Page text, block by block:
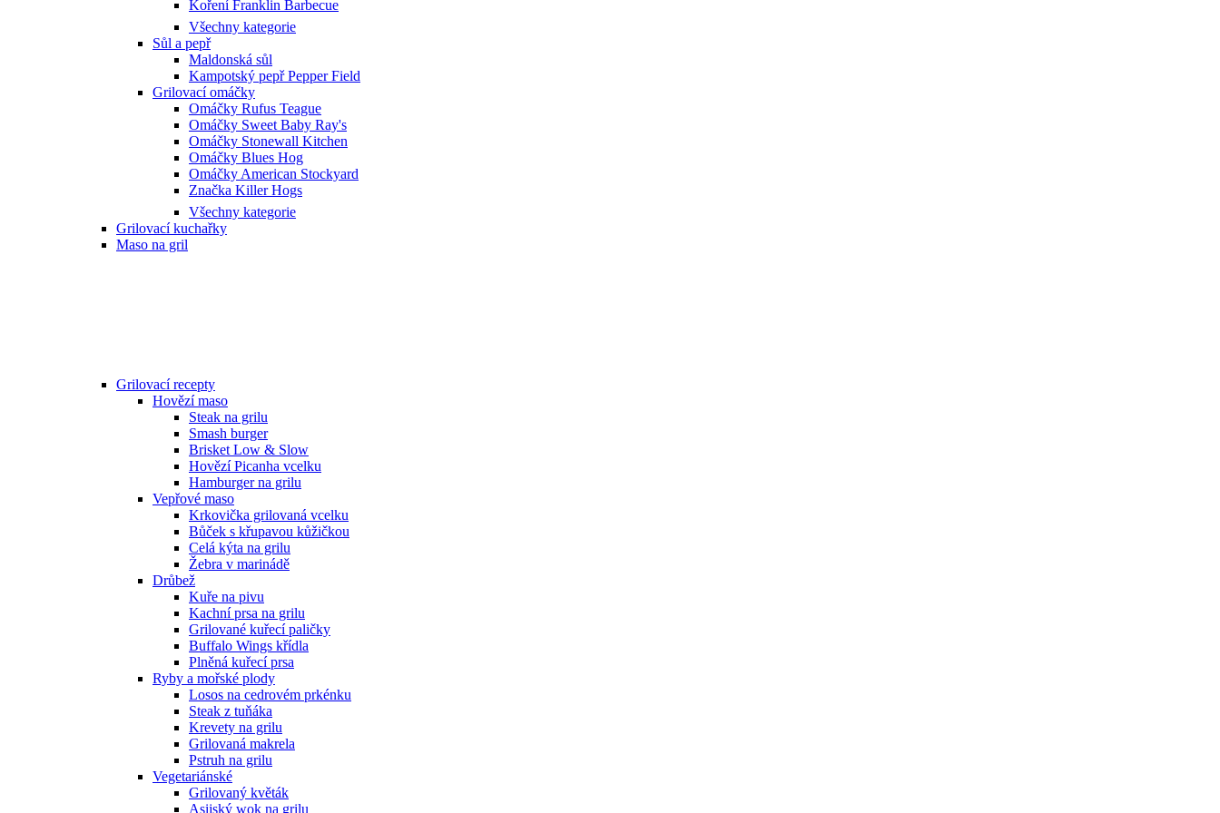
Koření Franklin Barbecue
Všechny kategorie
Sůl a pepř
Maldonská sůl
Kampotský pepř Pepper Field
Grilovací omáčky
Omáčky Rufus Teague
Omáčky Sweet Baby Ray's
Omáčky Stonewall Kitchen
Omáčky Blues Hog
Omáčky American Stockyard
Značka Killer Hogs
Všechny kategorie
Grilovací kuchařky
Maso na gril
Grilovací recepty
Hovězí maso
Steak na grilu
Smash burger
Brisket Low & Slow
Hovězí Picanha vcelku
Hamburger na grilu
Vepřové maso
Krkovička grilovaná vcelku
Bůček s křupavou kůžičkou
Celá kýta na grilu
Žebra v marinádě
Drůbež
Kuře na pivu
Kachní prsa na grilu
Grilované kuřecí paličky
Buffalo Wings křídla
Plněná kuřecí prsa
Ryby a mořské plody
Losos na cedrovém prkénku
Steak z tuňáka
Krevety na grilu
Grilovaná makrela
Pstruh na grilu
Vegetariánské
Grilovaný květák
Asijský wok na grilu